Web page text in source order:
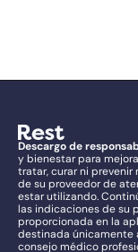
Descargo de
y bienestar para
tratar, curar ni prevenir
de su proveedor de
estar utilizando.
las indicaciones de su
proporcionada en la
destinada únicamente
consejo médico